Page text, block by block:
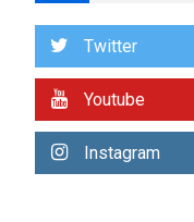
2
Twitter
Youtube
Instagram